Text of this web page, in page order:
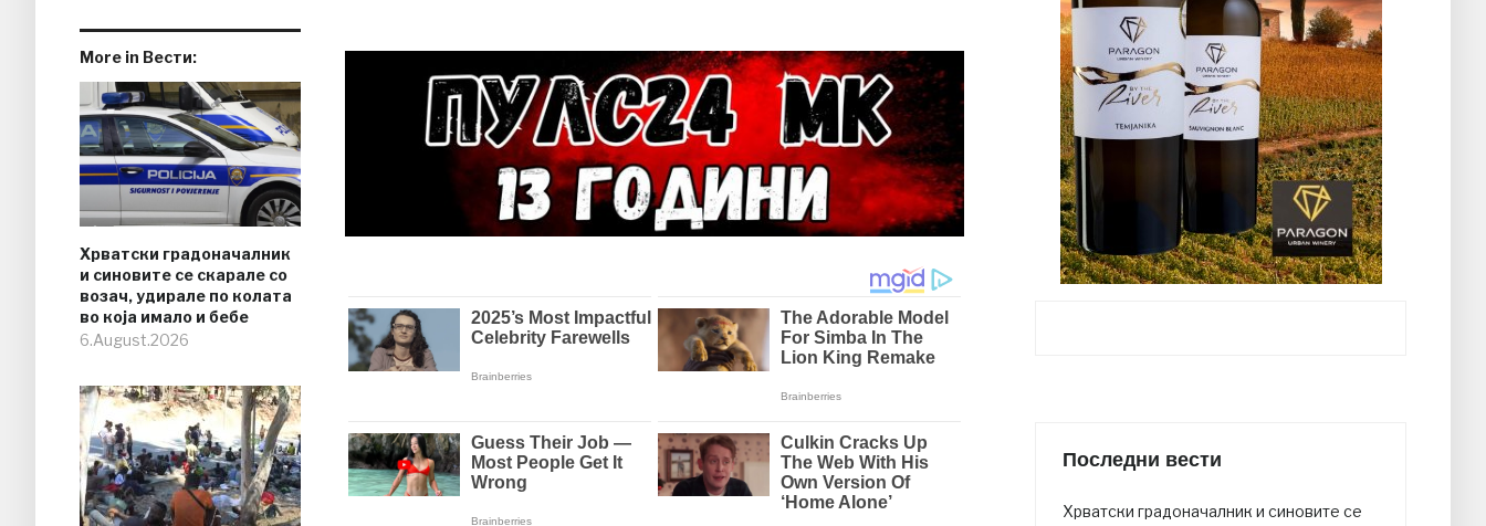
More in Вести:
Хрватски градоначалник
и синовите се скарале со
возач, удирале по колата
во која имало и бебе
6.August.2026
Последни вести
Хрватски градоначалник и синовите се